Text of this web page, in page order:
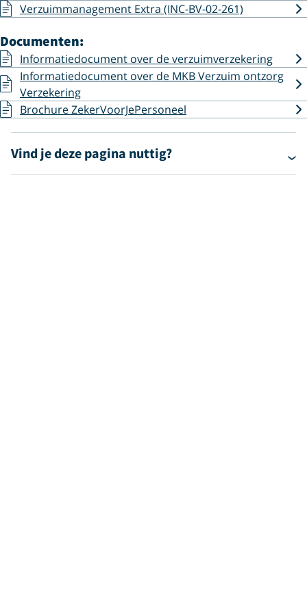
Verzuimmanagement Extra (INC-BV-02-261)
Documenten:
Informatiedocument over de verzuimverzekering
Informatiedocument over de MKB Verzuim ontzorg
Verzekering
Brochure ZekerVoorJePersoneel
Vind je deze pagina nuttig?